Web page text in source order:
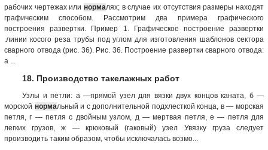
рабочих чертежах или нормалях; в случае их отсутствия размеры находят
графическим способом. Рассмотрим два примера графического
построения развертки. Пример 1. Графическое построение развертки
.линии косого реза трубы под углом для изготовления шаблонов сектора
сварного отвода (рис. 36). Рис. 36. Построение развертки сварного отвода:
а ...
18. Производство такелажных работ
Узлы и петли: а —прямой узел для вязки двух концов каната, б —
морской нормальный и с дополнительной подхлесткой конца, в — морская
петля, г — петля с двойным узлом, д — мертвая петля, е — петля для
легких грузов, ж — крюковый (гаковый) узел Увязку груза следует
производить таким образом, чтобы исключалась возмо...